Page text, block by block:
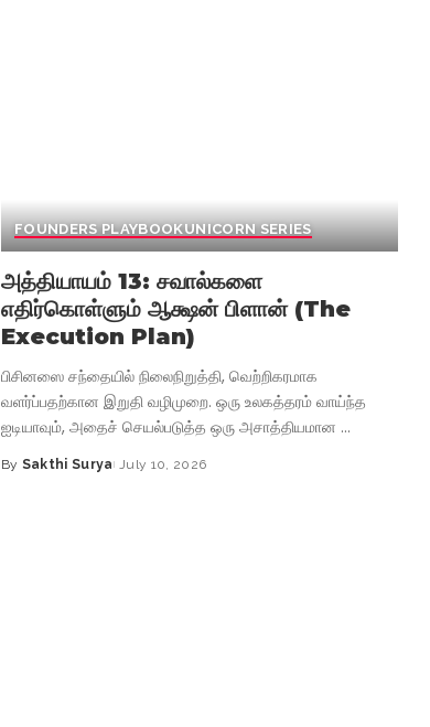
FOUNDERS PLAYBOOKUNICORN SERIES
அத்தியாயம் 13: சவால்களை
எதிர்கொள்ளும் ஆக்ஷன் பிளான் (The
Execution Plan)
பிசினஸை சந்தையில் நிலைநிறுத்தி, வெற்றிகரமாக
வளர்ப்பதற்கான இறுதி வழிமுறை. ஒரு உலகத்தரம் வாய்ந்த
ஐடியாவும், அதைச் செயல்படுத்த ஒரு அசாத்தியமான ...
Posted
By Sakthi Surya July 10, 2026